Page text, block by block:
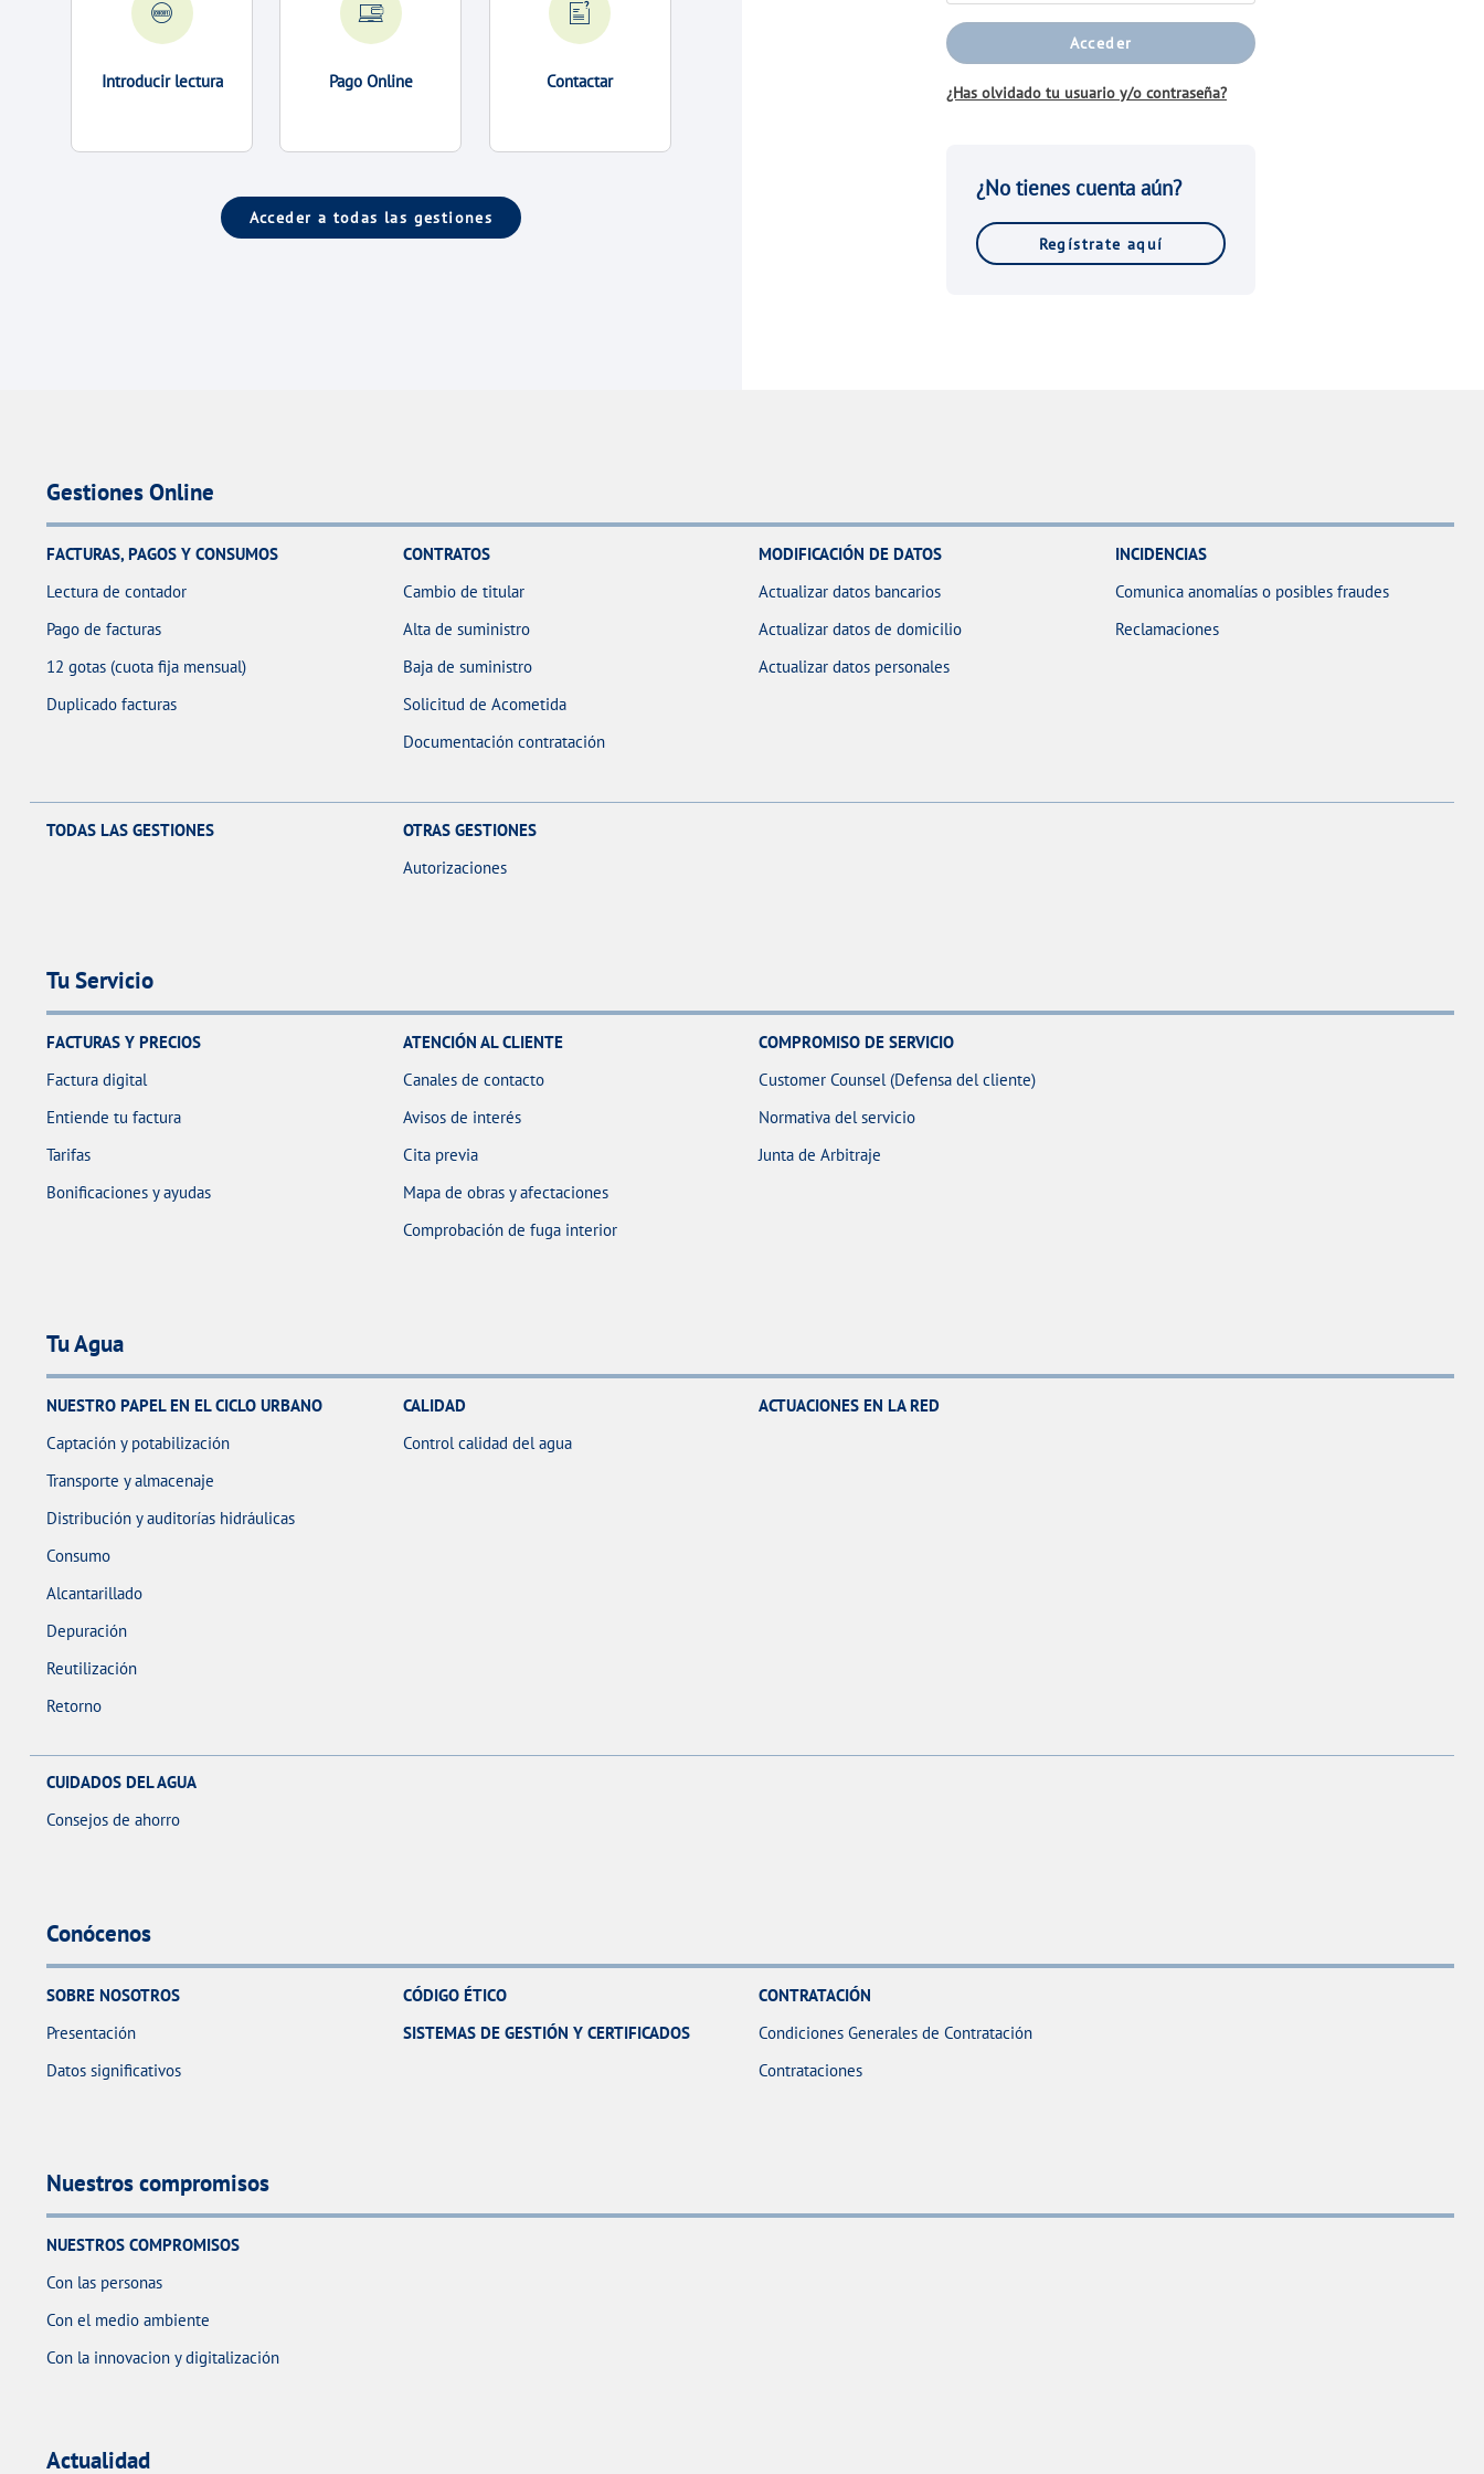
Introducir lectura Pago Online Contactar
Acceder a todas las gestiones
Acceder
¿Has olvidado tu usuario y/o contraseña?
¿No tienes cuenta aún?
Regístrate aquí
Gestiones Online
FACTURAS, PAGOS Y CONSUMOS
Lectura de contador
Pago de facturas
12 gotas (cuota fija mensual)
Duplicado facturas
CONTRATOS
Cambio de titular
Alta de suministro
Baja de suministro
Solicitud de Acometida
Documentación contratación
MODIFICACIÓN DE DATOS
Actualizar datos bancarios
Actualizar datos de domicilio
Actualizar datos personales
INCIDENCIAS
Comunica anomalías o posibles fraudes
Reclamaciones
TODAS LAS GESTIONES
OTRAS GESTIONES
Autorizaciones
Tu Servicio
FACTURAS Y PRECIOS
Factura digital
Entiende tu factura
Tarifas
Bonificaciones y ayudas
ATENCIÓN AL CLIENTE
Canales de contacto
Avisos de interés
Cita previa
Mapa de obras y afectaciones
Comprobación de fuga interior
COMPROMISO DE SERVICIO
Customer Counsel (Defensa del cliente)
Normativa del servicio
Junta de Arbitraje
Tu Agua
NUESTRO PAPEL EN EL CICLO URBANO
Captación y potabilización
Transporte y almacenaje
Distribución y auditorías hidráulicas
Consumo
Alcantarillado
Depuración
Reutilización
Retorno
CALIDAD
Control calidad del agua
ACTUACIONES EN LA RED
CUIDADOS DEL AGUA
Consejos de ahorro
Conócenos
SOBRE NOSOTROS
Presentación
Datos significativos
CÓDIGO ÉTICO
SISTEMAS DE GESTIÓN Y CERTIFICADOS
CONTRATACIÓN
Condiciones Generales de Contratación
Contrataciones
Nuestros compromisos
NUESTROS COMPROMISOS
Con las personas
Con el medio ambiente
Con la innovacion y digitalización
Actualidad